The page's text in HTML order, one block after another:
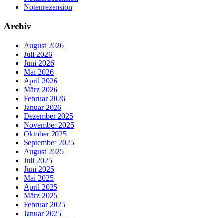
Notenrezension
Archiv
August 2026
Juli 2026
Juni 2026
Mai 2026
April 2026
März 2026
Februar 2026
Januar 2026
Dezember 2025
November 2025
Oktober 2025
September 2025
August 2025
Juli 2025
Juni 2025
Mai 2025
April 2025
März 2025
Februar 2025
Januar 2025